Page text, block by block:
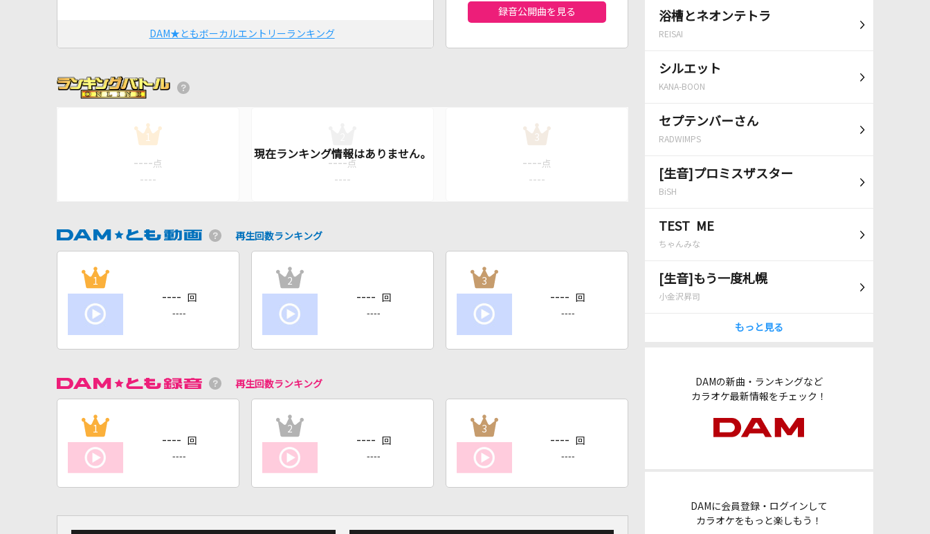
浴槽とネオンテトラ
REISAI
シルエット
KANA-BOON
セプテンバーさん
RADWIMPS
[生音]プロミスザスター
BiSH
TEST ME
ちゃんみな
[生音]もう一度札幌
小金沢昇司
もっと見る
DAMの新曲・ランキングなど
カラオケ最新情報をチェック！
DAMに会員登録・ログインして
カラオケをもっと楽しもう！
DAM★ともボーカルエントリーランキング
録音公開曲を見る
1
---- 点
----
---- 点
----
3
---- 点
----
再生回数ランキング
1
---- 回
----
2
---- 回
----
3
---- 回
----
再生回数ランキング
1
---- 回
----
2
---- 回
----
3
---- 回
----